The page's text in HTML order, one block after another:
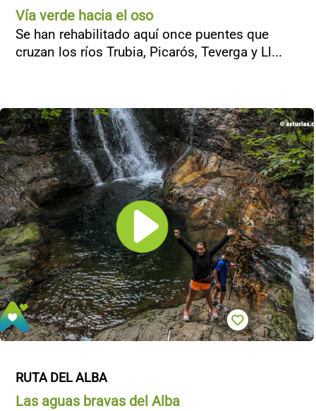
Vía verde hacia el oso
Se han rehabilitado aquí once puentes que
cruzan los ríos Trubia, Picarós, Teverga y Ll...
RUTA DEL ALBA
Las aguas bravas del Alba